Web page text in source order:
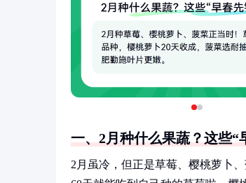
一、2月种什么果蔬？这些“
2月虽冷，但正是草莓、樱桃萝卜